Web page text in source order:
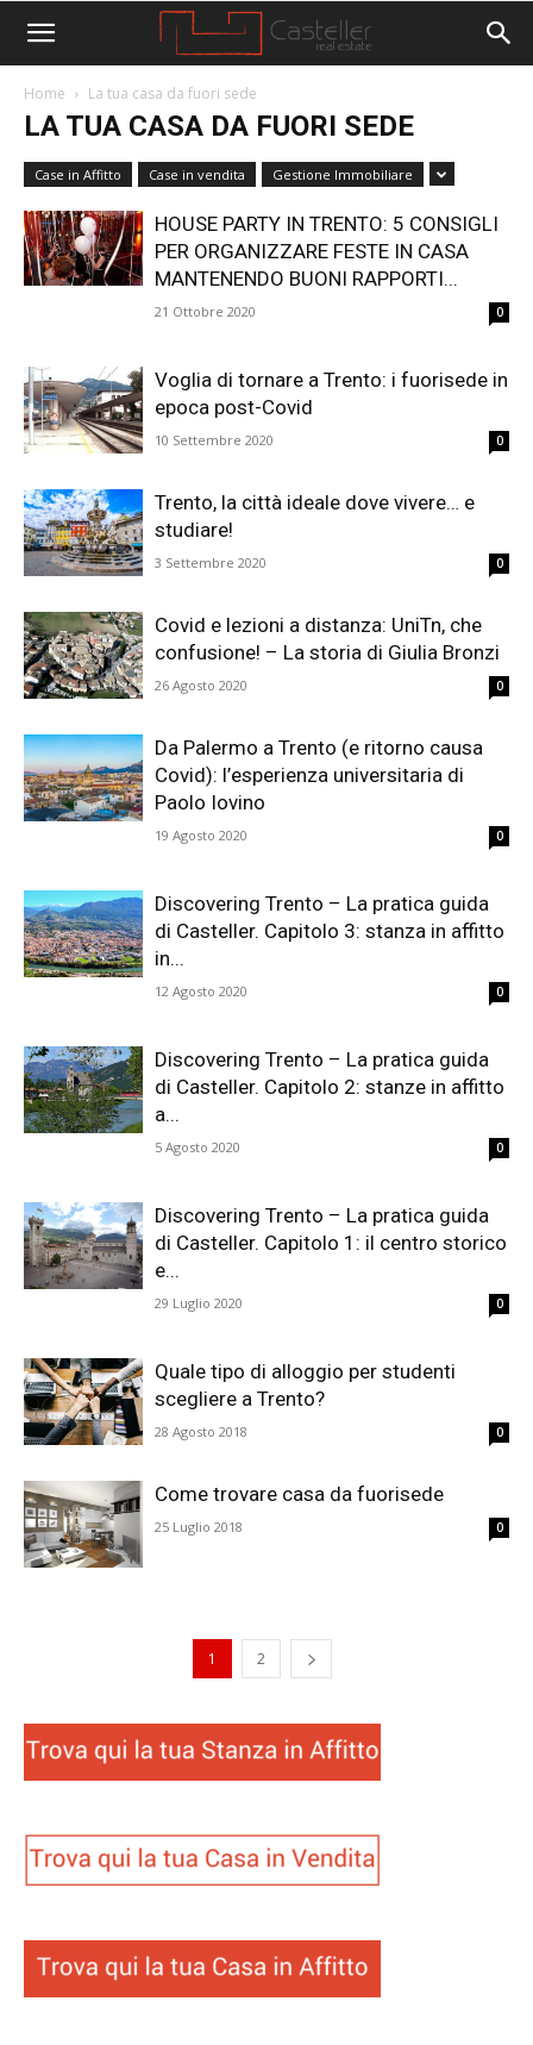
Home La tua casa da fuori sede
LA TUA CASA DA FUORI SEDE
Case in Affitto Case in vendita Gestione Immobiliare
HOUSE PARTY IN TRENTO: 5 CONSIGLI
PER ORGANIZZARE FESTE IN CASA
MANTENENDO BUONI RAPPORTI...
21 Ottobre 2020 0
Voglia di tornare a Trento: i fuorisede in
epoca post-Covid
10 Settembre 2020 0
Trento, la città ideale dove vivere… e
studiare!
3 Settembre 2020 0
Covid e lezioni a distanza: UniTn, che
confusione! – La storia di Giulia Bronzi
26 Agosto 2020 0
Da Palermo a Trento (e ritorno causa
Covid): l’esperienza universitaria di
Paolo Iovino
19 Agosto 2020 0
Discovering Trento – La pratica guida
di Casteller. Capitolo 3: stanza in affitto
in...
12 Agosto 2020 0
Discovering Trento – La pratica guida
di Casteller. Capitolo 2: stanze in affitto
a...
5 Agosto 2020 0
Discovering Trento – La pratica guida
di Casteller. Capitolo 1: il centro storico
e...
29 Luglio 2020 0
Quale tipo di alloggio per studenti
scegliere a Trento?
28 Agosto 2018 0
Come trovare casa da fuorisede
25 Luglio 2018 0
1 2